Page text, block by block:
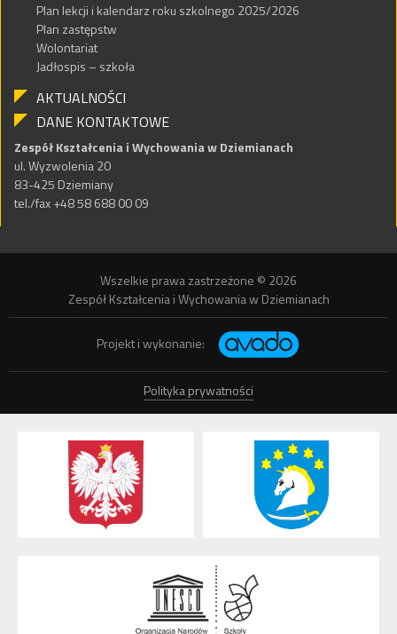
Plan lekcji i kalendarz roku szkolnego 2025/2026
Plan zastępstw
Wolontariat
Jadłospis – szkoła
AKTUALNOŚCI
DANE KONTAKTOWE
Zespół Kształcenia i Wychowania w Dziemianach
ul. Wyzwolenia 20
83-425 Dziemiany
tel./fax +48 58 688 00 09
Wszelkie prawa zastrzeżone © 2026
Zespół Kształcenia i Wychowania w Dziemianach
Projekt i wykonanie:
Polityka prywatności